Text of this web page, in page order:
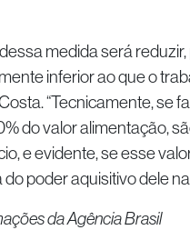
medida será
inferior ao que o
“Tecnicamente, se
do valor alimentação,
e evidente, se esse
poder aquisitivo dele
da Agência Brasil